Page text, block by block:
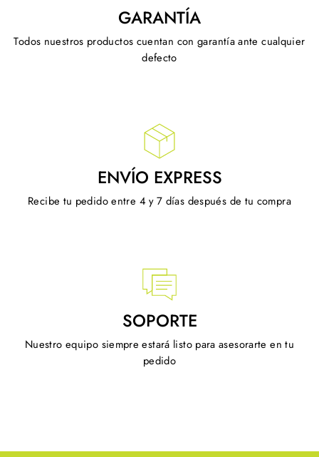
GARANTÍA
Todos nuestros productos cuentan con garantía ante cualquier
defecto
ENVÍO EXPRESS
Recibe tu pedido entre 4 y 7 días después de tu compra
SOPORTE
Nuestro equipo siempre estará listo para asesorarte en tu
pedido